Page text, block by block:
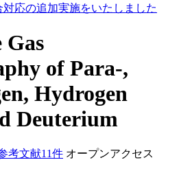
応の追加実施をいたしました
Gas
of Para-,
Hydrogen
Deuterium
考文献11件 オープンアクセス